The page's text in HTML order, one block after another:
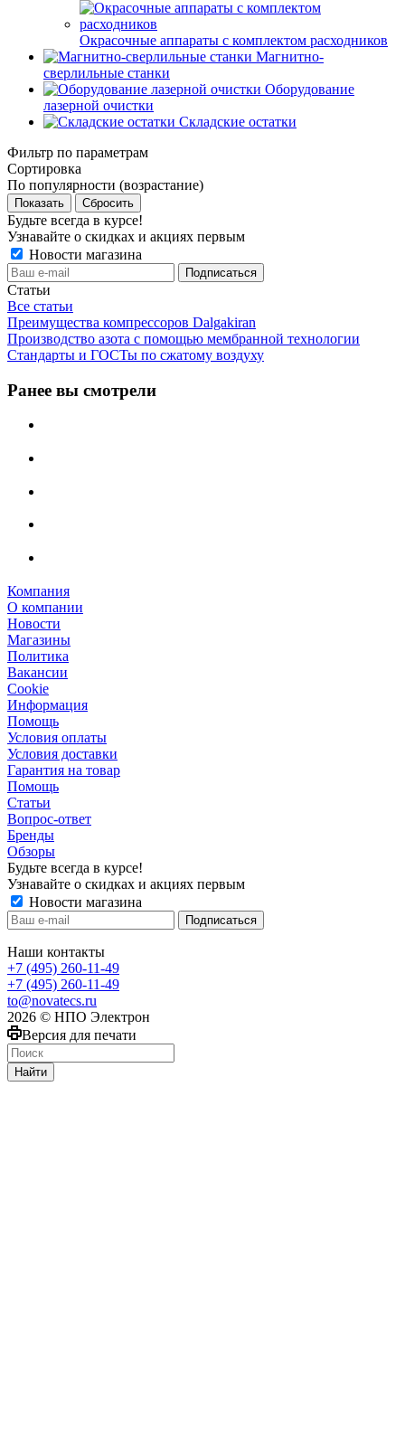
Окрасочные аппараты с комплектом расходников
Магнитно-
сверлильные станки
Оборудование
лазерной очистки
Складские остатки
Фильтр по параметрам
Сортировка
По популярности (возрастание)
Сбросить
Будьте всегда в курсе!
Узнавайте о скидках и акциях первым
Новости магазина
Статьи
Все статьи
Преимущества компрессоров Dalgakiran
Производство азота с помощью мембранной технологии
Стандарты и ГОСТы по сжатому воздуху
Ранее вы смотрели
Компания
О компании
Новости
Магазины
Политика
Вакансии
Сookie
Информация
Помощь
Условия оплаты
Условия доставки
Гарантия на товар
Помощь
Статьи
Вопрос-ответ
Бренды
Обзоры
Будьте всегда в курсе!
Узнавайте о скидках и акциях первым
Новости магазина
Наши контакты
+7 (495) 260-11-49
+7 (495) 260-11-49
to@novatecs.ru
2026 © НПО Электрон
Версия для печати
Найти